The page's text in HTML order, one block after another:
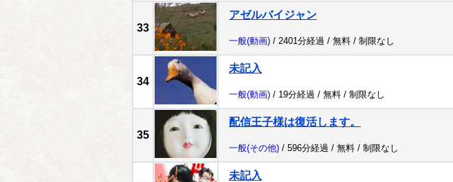
33
アゼルバイジャン
一般(動画) / 2401分経過 / 無料 / 制限なし
34
未記入
一般(動画) / 19分経過 / 無料 / 制限なし
35
配信王子様は復活します。
一般(その他) / 596分経過 / 無料 / 制限なし
未記入